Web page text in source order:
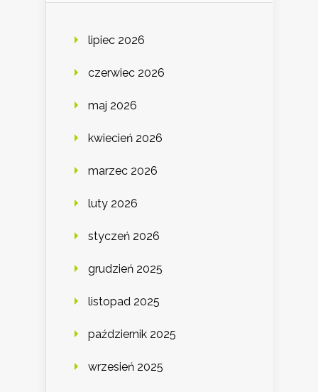
lipiec 2026
czerwiec 2026
maj 2026
kwiecień 2026
marzec 2026
luty 2026
styczeń 2026
grudzień 2025
listopad 2025
październik 2025
wrzesień 2025